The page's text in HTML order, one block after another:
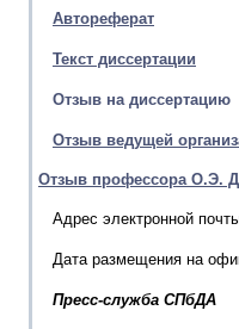
Автореферат
Текст диссертации
Отзыв на диссертацию
Отзыв ведущей
Отзыв профессора О.Э.
Адрес электронной
Дата размещения на
Пресс-служба СПбДА